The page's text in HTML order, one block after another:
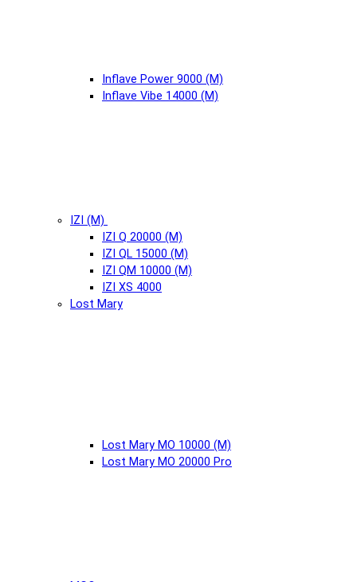
Inflave Power 9000 (М)
Inflave Vibe 14000 (М)
IZI (М)
IZI Q 20000 (М)
IZI QL 15000 (М)
IZI QM 10000 (М)
IZI XS 4000
Lost Mary
Lost Mary MO 10000 (М)
Lost Mary MO 20000 Pro